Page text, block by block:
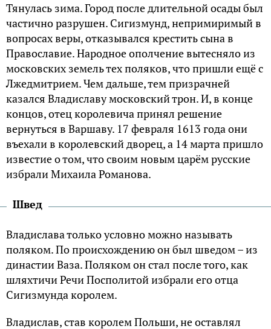
Тянулась зима. Город после длительной осады был
частично разрушен. Сигизмунд, непримиримый в
вопросах веры, отказывался крестить сына в
Православие. Народное ополчение вытесняло из
московских земель тех поляков, что пришли ещё с
Лжедмитрием. Чем дальше, тем призрачней
казался Владиславу московский трон. И, в конце
концов, отец королевича принял решение
вернуться в Варшаву. 17 февраля 1613 года они
въехали в королевский дворец, а 14 марта пришло
известие о том, что своим новым царём русские
избрали Михаила Романова.
Швед
Владислава только условно можно называть
поляком. По происхождению он был шведом – из
династии Ваза. Поляком он стал после того, как
шляхтичи Речи Посполитой избрали его отца
Сигизмунда королем.
Владислав, став королем Польши, не оставлял